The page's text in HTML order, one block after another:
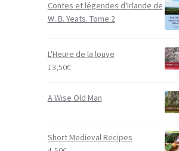
Contes et légendes d'Irlande de
W. B. Yeats. Tome 2
L'Heure de la louve
13,50€
A Wise Old Man
Short Medieval Recipes